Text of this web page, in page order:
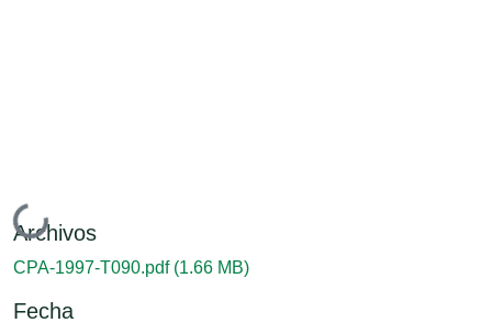
Cargando...
Archivos
CPA-1997-T090.pdf (1.66 MB)
Fecha